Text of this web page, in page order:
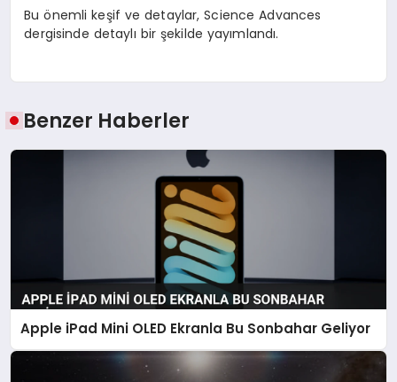
Bu önemli keşif ve detaylar, Science Advances
dergisinde detaylı bir şekilde yayımlandı.
Benzer Haberler
Apple iPad Mini OLED Ekranla Bu Sonbahar Geliyor